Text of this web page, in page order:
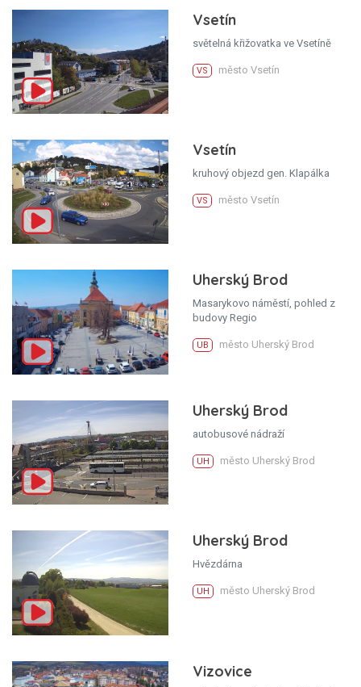
Vsetín
světelná křižovatka ve Vsetíně
VS město Vsetín
Vsetín
kruhový objezd gen. Klapálka
VS město Vsetín
Uherský Brod
Masarykovo náměstí, pohled z
budovy Regio
UB město Uherský Brod
Uherský Brod
autobusové nádraží
UH město Uherský Brod
Uherský Brod
Hvězdárna
UH město Uherský Brod
Vizovice